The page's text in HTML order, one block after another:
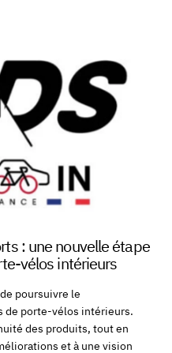
: une nouvelle étape
vélos intérieurs
poursuivre le
de porte-vélos intérieurs.
des produits, tout en
et à une vision